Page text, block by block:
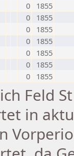
0
1855
0
1855
0
1855
0
1855
0
1855
0
1855
0 1855
Feld
in